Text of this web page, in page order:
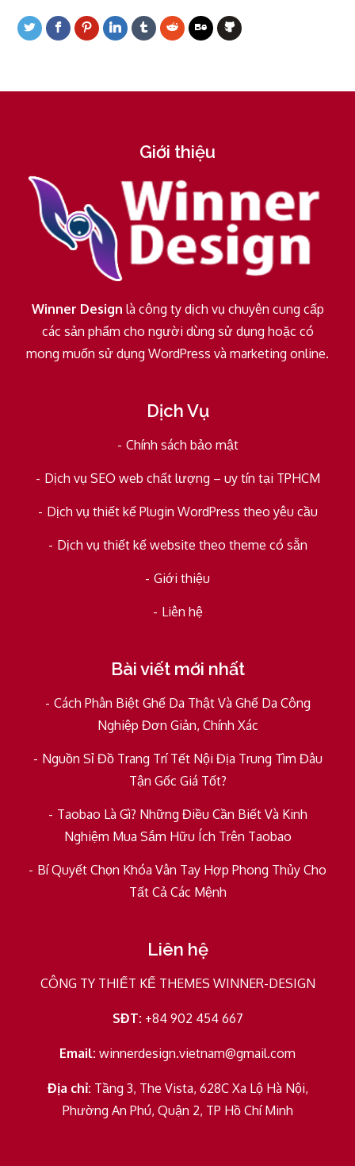
Giới thiệu
Winner Design là công ty dịch vụ chuyên cung cấp
các sản phẩm cho người dùng sử dụng hoặc có
mong muốn sử dụng WordPress và marketing online.
Dịch Vụ
Chính sách bảo mật
Dịch vụ SEO web chất lượng – uy tín tại TPHCM
Dịch vụ thiết kế Plugin WordPress theo yêu cầu
Dịch vụ thiết kế website theo theme có sẵn
Giới thiệu
Liên hệ
Bài viết mới nhất
Cách Phân Biệt Ghế Da Thật Và Ghế Da Công
Nghiệp Đơn Giản, Chính Xác
Nguồn Sỉ Đồ Trang Trí Tết Nội Địa Trung Tìm Đâu
Tận Gốc Giá Tốt?
Taobao Là Gì? Những Điều Cần Biết Và Kinh
Nghiệm Mua Sắm Hữu Ích Trên Taobao
Bí Quyết Chọn Khóa Vân Tay Hợp Phong Thủy Cho
Tất Cả Các Mệnh
Liên hệ
CÔNG TY THIẾT KẾ THEMES WINNER-DESIGN
SĐT: +84 902 454 667
Email: winnerdesign.vietnam@gmail.com
Địa chỉ: Tầng 3, The Vista, 628C Xa Lộ Hà Nội,
Phường An Phú, Quận 2, TP Hồ Chí Minh